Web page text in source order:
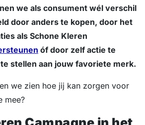
we als consument wél verschil
door anders te kopen, door het
als Schone Kleren
óf door zelf actie te
stellen aan jouw favoriete merk.
we zien hoe jij kan zorgen voor
mee?